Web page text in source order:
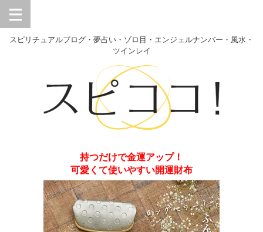
スピリチュアルブログ・夢占い・ゾロ目・エンジェルナンバー・風水・
ツインレイ
持つだけで金運アップ！
可愛くて使いやすい開運財布